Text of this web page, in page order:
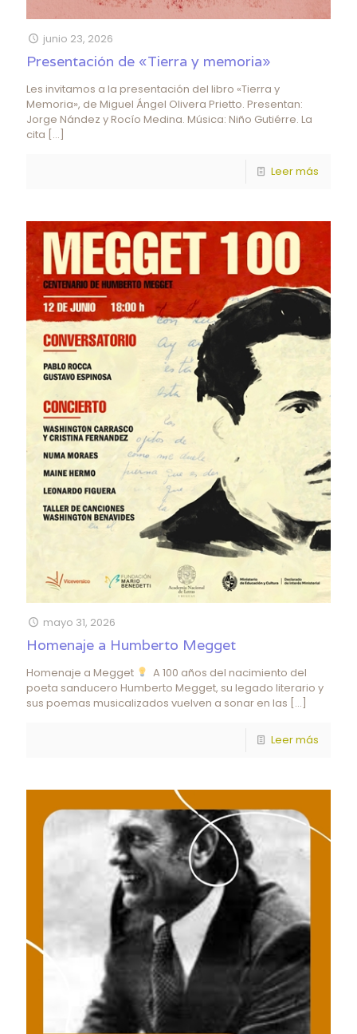
junio 23, 2026
Presentación de «Tierra y memoria»
Les invitamos a la presentación del libro «Tierra y
Memoria», de Miguel Ángel Olivera Prietto. Presentan:
Jorge Nández y Rocío Medina. Música: Niño Gutiérre. La
cita […]
Leer más
mayo 31, 2026
Homenaje a Humberto Megget
Homenaje a Megget
A 100 años del nacimiento del
poeta sanducero Humberto Megget, su legado literario y
sus poemas musicalizados vuelven a sonar en las […]
Leer más